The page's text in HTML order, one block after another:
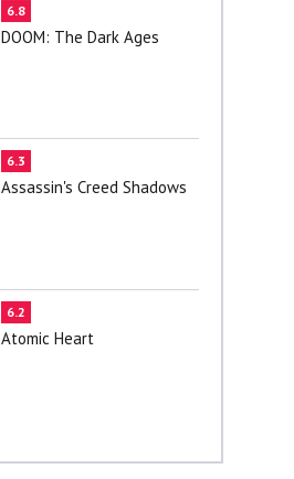
6.8
DOOM: The Dark Ages
6.3
Assassin's Creed Shadows
6.2
Atomic Heart